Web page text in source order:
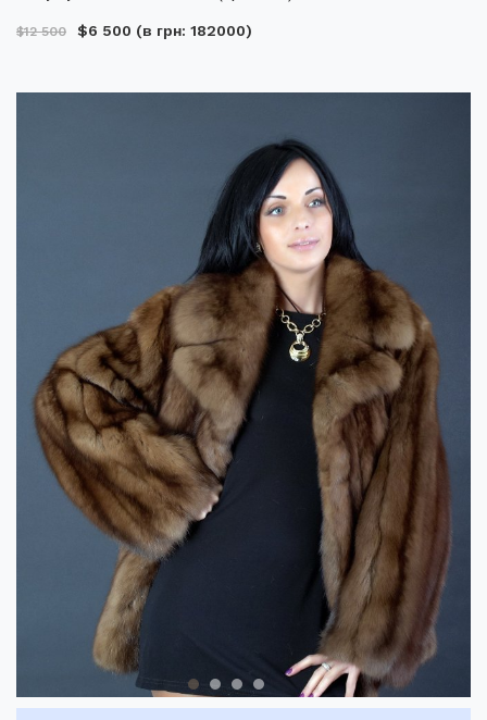
$12 500 $6 500 (в грн: 182000)